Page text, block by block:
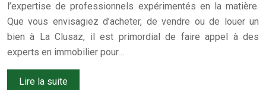
l’expertise de professionnels expérimentés en la matière.
Que vous envisagiez d’acheter, de vendre ou de louer un
bien à La Clusaz, il est primordial de faire appel à des
experts en immobilier pour…
Lire la suite